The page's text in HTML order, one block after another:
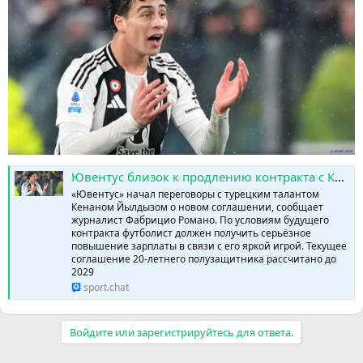
Ювентус близок к продлению контракта с Кенаном Йылдызом » SPORTCHAT - Новости спорта | Футбол | Онлайн трансляции | Чат | Результаты матчей | Спорт | Прогнозы на спорт
«Ювентус» начал переговоры с турецким талантом
Кенаном Йылдызом о новом соглашении, сообщает
журналист Фабрицио Романо. По условиям будущего
контракта футболист должен получить серьёзное
повышение зарплаты в связи с его яркой игрой. Текущее
соглашение 20-летнего полузащитника рассчитано до
2029
sport.chat
Войдите или зарегистрируйтесь для ответа.